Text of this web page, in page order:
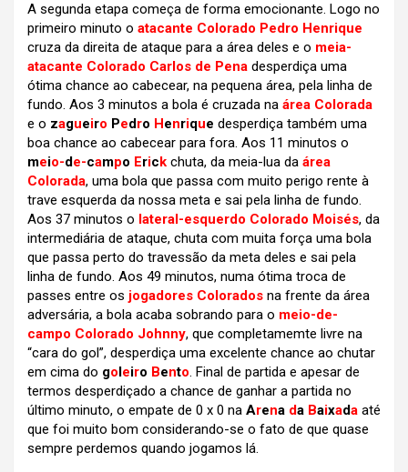
A segunda etapa começa de forma emocionante. Logo no
primeiro minuto o atacante Colorado Pedro Henrique
cruza da direita de ataque para a área deles e o meia-
atacante Colorado Carlos de Pena desperdiça uma
ótima chance ao cabecear, na pequena área, pela linha de
fundo. Aos 3 minutos a bola é cruzada na área Colorada
e o zagueiro Pedro Henrique desperdiça também uma
boa chance ao cabecear para fora. Aos 11 minutos o
meio-de-campo Erick chuta, da meia-lua da área
Colorada, uma bola que passa com muito perigo rente à
trave esquerda da nossa meta e sai pela linha de fundo.
Aos 37 minutos o lateral-esquerdo Colorado Moisés, da
intermediária de ataque, chuta com muita força uma bola
que passa perto do travessão da meta deles e sai pela
linha de fundo. Aos 49 minutos, numa ótima troca de
passes entre os jogadores Colorados na frente da área
adversária, a bola acaba sobrando para o meio-de-
campo Colorado Johnny, que completamemte livre na
“cara do gol”, desperdiça uma excelente chance ao chutar
em cima do goleiro Bento. Final de partida e apesar de
termos desperdiçado a chance de ganhar a partida no
último minuto, o empate de 0 x 0 na Arena da Baixada até
que foi muito bom considerando-se o fato de que quase
sempre perdemos quando jogamos lá.